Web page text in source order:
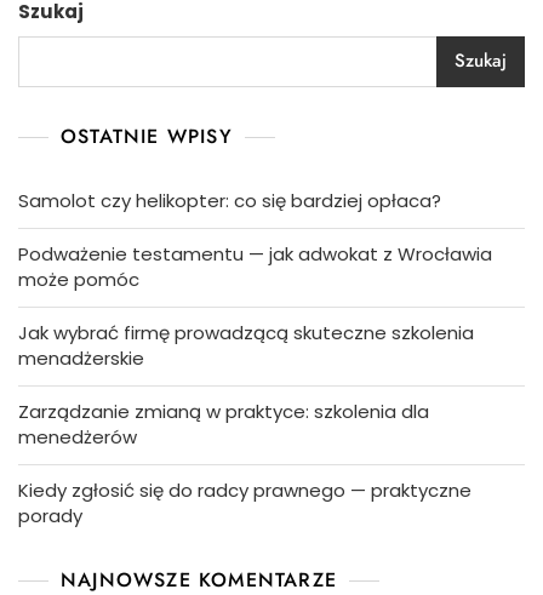
Szukaj
Szukaj
OSTATNIE WPISY
Samolot czy helikopter: co się bardziej opłaca?
Podważenie testamentu — jak adwokat z Wrocławia
może pomóc
Jak wybrać firmę prowadzącą skuteczne szkolenia
menadżerskie
Zarządzanie zmianą w praktyce: szkolenia dla
menedżerów
Kiedy zgłosić się do radcy prawnego — praktyczne
porady
NAJNOWSZE KOMENTARZE